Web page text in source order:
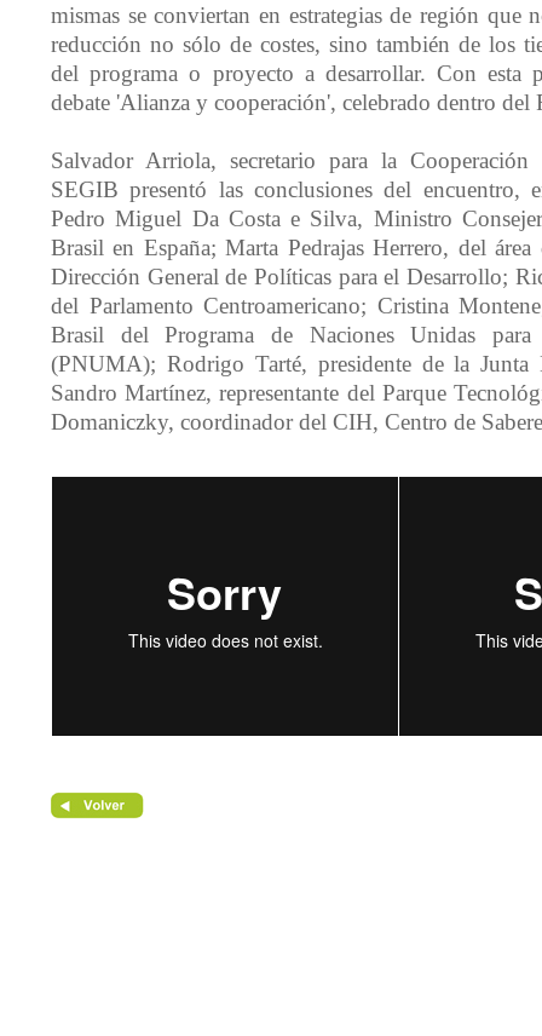
mismas se conviertan en estrategias de región que
reducción no sólo de costes, sino también de los
del programa o proyecto a desarrollar. Con esta
debate 'Alianza y cooperación', celebrado dentro del
Salvador Arriola, secretario para la Cooperación
SEGIB presentó las conclusiones del encuentro,
Pedro Miguel Da Costa e Silva, Ministro
Brasil en España; Marta Pedrajas Herrero, del
Dirección General de Políticas para el Desarrollo;
del Parlamento Centroamericano; Cristina
Brasil del Programa de Naciones Unidas
(PNUMA); Rodrigo Tarté, presidente de la
Sandro Martínez, representante del Parque
Domaniczky, coordinador del CIH, Centro de